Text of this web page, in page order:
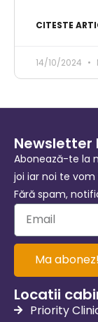
CITESTE
14/10/2024
Newsletter
Abonează-te la
joi iar noi te
Fără spam,
Ma abonez!
Locatii
Priority